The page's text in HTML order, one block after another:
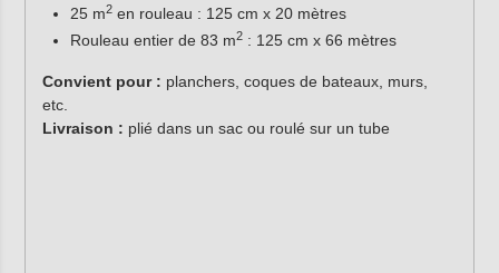
25 m2en rouleau : 125 cm x 20 mètres
Rouleau entier de 83 m2: 125 cm x 66 mètres
Convient pour : planchers, coques de bateaux, murs,
etc.
Livraison : plié dans un sac ou roulé sur un tube